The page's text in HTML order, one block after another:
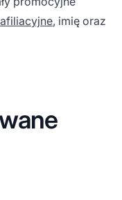
, imię oraz